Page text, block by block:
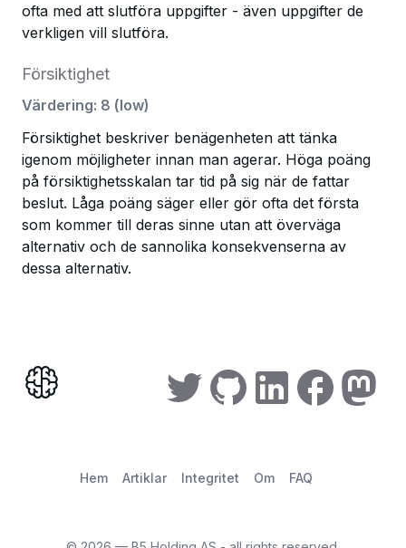
ofta med att slutföra uppgifter - även uppgifter de
verkligen vill slutföra.
Försiktighet
Värdering: 8 (low)
Försiktighet beskriver benägenheten att tänka
igenom möjligheter innan man agerar. Höga poäng
på försiktighetsskalan tar tid på sig när de fattar
beslut. Låga poäng säger eller gör ofta det första
som kommer till deras sinne utan att överväga
alternativ och de sannolika konsekvenserna av
dessa alternativ.
Hem Artiklar Integritet Om FAQ